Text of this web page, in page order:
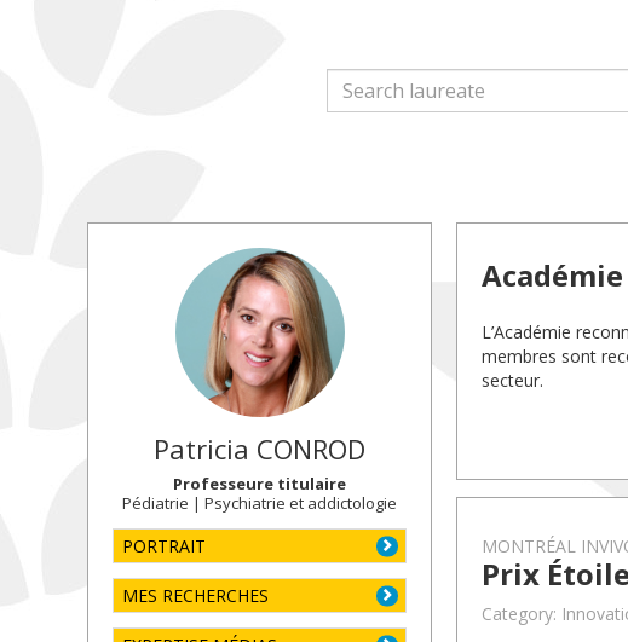
Patricia CONROD
Professeure titulaire
Pédiatrie | Psychiatrie et addictologie
PORTRAIT
MES RECHERCHES
L’Académie
membres sont
secteur.
MONTRÉAL
Prix
Category: